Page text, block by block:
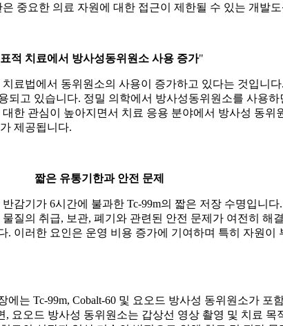
중요한 의료 자원에 대한 접근이 제한될 수 있는 개발
표적 치료에서 방사성동위원소 사용 증가"
료법에서 동위원소의 사용이 증가하고 있다는 것입니
고 있습니다. 정밀 의학에서 방사성동위원소를 사용
한 관심이 높아지면서 치료 응용 분야에서 방사성 동위
제공됩니다.
짧은 유통기한과 안전 문제
감기가 6시간에 불과한 Tc-99m의 짧은 저장 수명입니
질의 취급, 보관, 폐기와 관련된 안전 문제가 여전히 해
이러한 요인은 운영 비용 증가에 기여하며 특히 자원
는 Tc-99m, Cobalt-60 및 요오드 방사성 동위원소가 포
요오드 방사성 동위원소는 갑상선 영상 촬영 및 치료